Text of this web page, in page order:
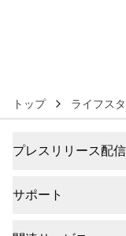
トップ ライフス
プレスリリース配信
サポート